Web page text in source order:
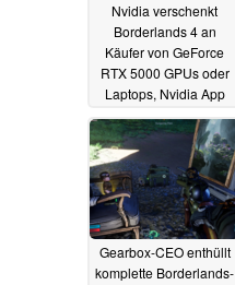
Nvidia verschenkt
Borderlands 4 an
Käufer von GeForce
RTX 5000 GPUs oder
Laptops, Nvidia App
erhält großes Update
18.08.2025
Gearbox-CEO enthüllt
komplette Borderlands-